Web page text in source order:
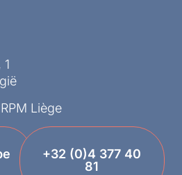
Liège
+32 (0)4 377 40
81